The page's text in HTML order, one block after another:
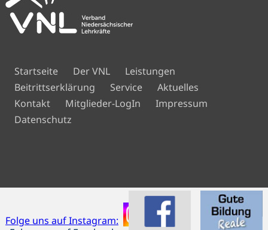
Navigation
überspringen
Startseite Der VNL
Leistungen
Beitrittserklärung
Service
Aktuelles
Navigation
überspringen
Kontakt Mitglieder-LogIn
Impressum
Datenschutz
Folge uns auf Instagram: